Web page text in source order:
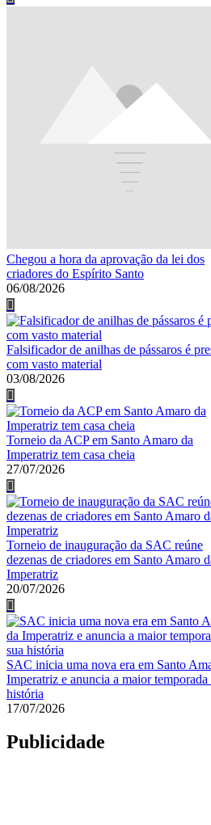
Chegou a hora da aprovação da lei dos
criadores do Espírito Santo
06/08/2026
Falsificador de anilhas de pássaros é
com vasto material
03/08/2026
Torneio da ACP em Santo Amaro da
Imperatriz tem casa cheia
27/07/2026
Torneio de inauguração da SAC reúne
dezenas de criadores em Santo Amaro
Imperatriz
20/07/2026
SAC inicia uma nova era em Santo
Imperatriz e anuncia a maior temporada
história
17/07/2026
Publicidade